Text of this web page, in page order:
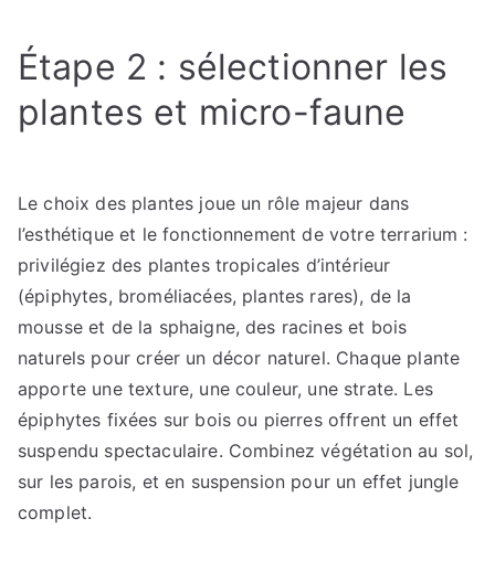
Étape 2 : sélectionner les
plantes et micro-faune
Le choix des plantes joue un rôle majeur dans
l’esthétique et le fonctionnement de votre terrarium :
privilégiez des plantes tropicales d’intérieur
(épiphytes, broméliacées, plantes rares), de la
mousse et de la sphaigne, des racines et bois
naturels pour créer un décor naturel. Chaque plante
apporte une texture, une couleur, une strate. Les
épiphytes fixées sur bois ou pierres offrent un effet
suspendu spectaculaire. Combinez végétation au sol,
sur les parois, et en suspension pour un effet jungle
complet.